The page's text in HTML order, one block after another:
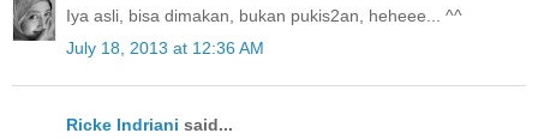
Iya asli, bisa dimakan, bukan pukis2an, heheee... ^^
July 18, 2013 at 12:36 AM
Ricke Indriani said...